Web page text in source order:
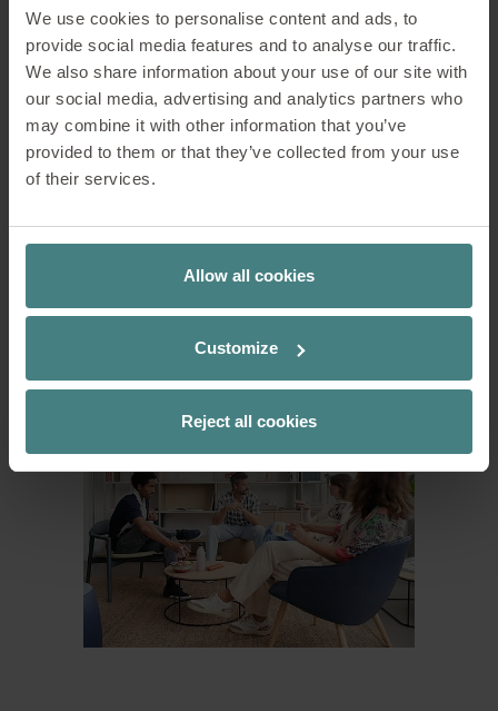
We use cookies to personalise content and ads, to
provide social media features and to analyse our traffic.
We also share information about your use of our site with
our social media, advertising and analytics partners who
may combine it with other information that you’ve
provided to them or that they’ve collected from your use
of their services.
Allow all cookies
Customize
Reject all cookies
consapevolmente sono una cosa ovvia.
I mobili da salotto favoriscono un sano
equilibrio tra attività e rigenerazione.
Sedute comode, combinazioni di colori
armoniose e materiali naturali aiutano a
ridurre lo stress e a ricaricare le
Una New Work Lounge ben progettata
ma anche per brevi pause, che si tratti
di un caffè o di una chiacchierata